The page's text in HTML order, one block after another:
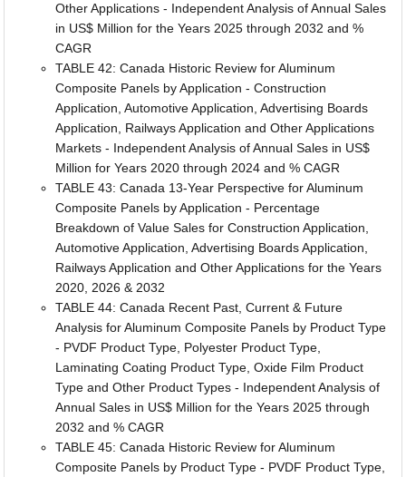
Other Applications - Independent Analysis of Annual Sales
in US$ Million for the Years 2025 through 2032 and %
CAGR
TABLE 42: Canada Historic Review for Aluminum
Composite Panels by Application - Construction
Application, Automotive Application, Advertising Boards
Application, Railways Application and Other Applications
Markets - Independent Analysis of Annual Sales in US$
Million for Years 2020 through 2024 and % CAGR
TABLE 43: Canada 13-Year Perspective for Aluminum
Composite Panels by Application - Percentage
Breakdown of Value Sales for Construction Application,
Automotive Application, Advertising Boards Application,
Railways Application and Other Applications for the Years
2020, 2026 & 2032
TABLE 44: Canada Recent Past, Current & Future
Analysis for Aluminum Composite Panels by Product Type
- PVDF Product Type, Polyester Product Type,
Laminating Coating Product Type, Oxide Film Product
Type and Other Product Types - Independent Analysis of
Annual Sales in US$ Million for the Years 2025 through
2032 and % CAGR
TABLE 45: Canada Historic Review for Aluminum
Composite Panels by Product Type - PVDF Product Type,